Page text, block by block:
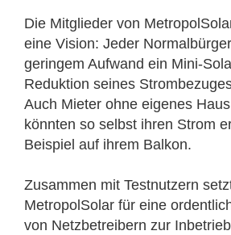
Die Mitglieder von
eine Vision: Jeder
geringem Aufwand ein Mini-
Reduktion seines
Auch Mieter ohne eigenes
könnten so selbst ihren Strom
Beispiel auf ihrem Balkon.
Zusammen mit Testnutzern
MetropolSolar für eine
von Netzbetreibern zur